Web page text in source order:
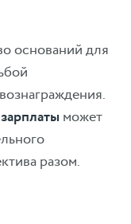
оснований для
может
разом.